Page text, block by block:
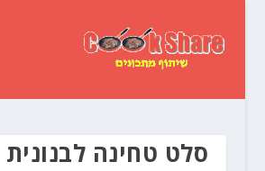
סלט טחינה לבנונית